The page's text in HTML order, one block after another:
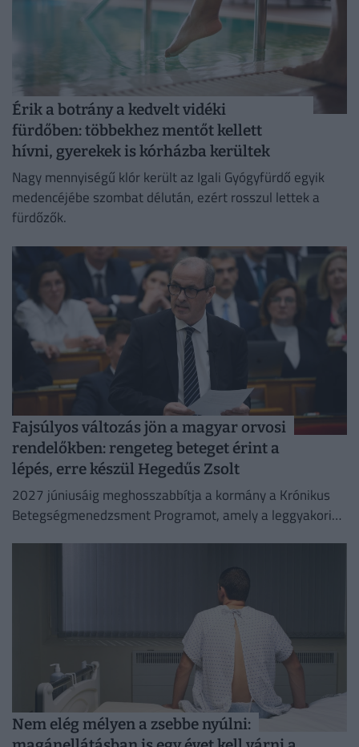
Érik a botrány a kedvelt vidéki
fürdőben: többekhez mentőt kellett
hívni, gyerekek is kórházba kerültek
Nagy mennyiségű klór került az Igali Gyógyfürdő egyik
medencéjébe szombat délután, ezért rosszul lettek a
fürdőzők.
Fajsúlyos változás jön a magyar orvosi
rendelőkben: rengeteg beteget érint a
lépés, erre készül Hegedűs Zsolt
2027 júniusáig meghosszabbítja a kormány a Krónikus
Betegségmenedzsment Programot, amely a leggyakoribb
Nem elég mélyen a zsebbe nyúlni: